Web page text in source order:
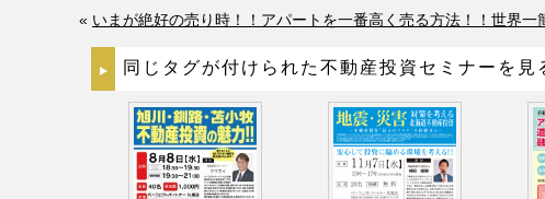
« いまが絶好の売り時！！アパートを一番高く売る方法！！世界一
同じタグが付けられた不動産投資セミナーを見